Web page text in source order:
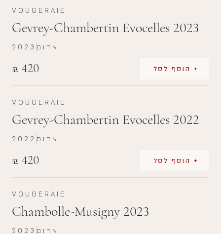
VOUGERAIE
Gevrey-Chambertin Evocelles 2023
₪ 420 + הוסף לסל
2023 אדום
VOUGERAIE
Gevrey-Chambertin Evocelles 2022
₪ 420 + הוסף לסל
2022 אדום
VOUGERAIE
Chambolle-Musigny 2023
2023 אדום